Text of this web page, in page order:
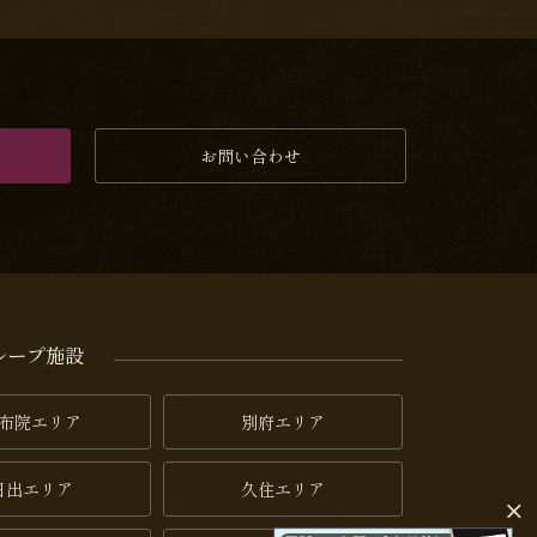
お問い合わせ
ープ施設
院エリア 別府エリア
出エリア 久住エリア